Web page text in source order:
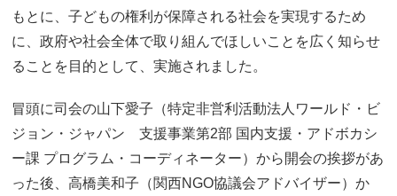
もとに、子どもの権利が保障される社会を実現するため
に、政府や社会全体で取り組んでほしいことを広く知らせ
ることを目的として、実施されました。
冒頭に司会の山下愛子（特定非営利活動法人ワールド・ビ
ジョン・ジャパン 支援事業第2部 国内支援・アドボカシ
ー課 プログラム・コーディネーター）から開会の挨拶があ
った後、高橋美和子（関西NGO協議会アドバイザー）か